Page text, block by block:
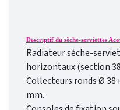
Descriptif du sèche-serviettes
Radiateur sèche-
horizontaux (section
Collecteurs ronds Ø 38
mm.